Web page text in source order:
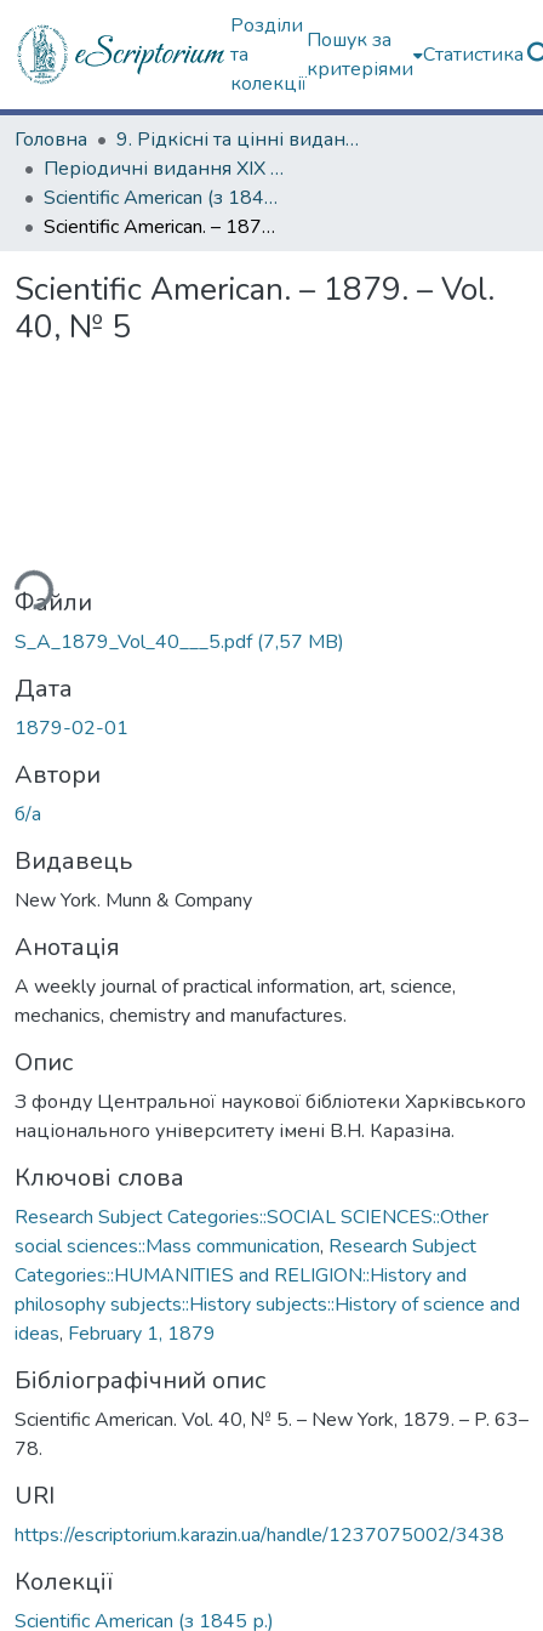
Розділи
та
колекції
Пошук за
критеріями
Статистика
Головна
9. Рідкісні та цінні видання
Періодичні видання ХІХ ст.
Scientific American (з 1845 р.)
Scientific American. – 1879. – Vol. 40, № 5
Scientific American. – 1879. – Vol.
40, № 5
Файли
S_A_1879_Vol_40___5.pdf(7,57 MB)
Дата
1879-02-01
Автори
б/а
Видавець
New York. Munn & Company
Анотація
A weekly journal of practical information, art, science,
mechanics, chemistry and manufactures.
Опис
З фонду Центральної наукової бібліотеки Харківського
національного університету імені В.Н. Каразіна.
Ключові слова
Research Subject Categories::SOCIAL SCIENCES::Other
social sciences::Mass communication, Research Subject
Categories::HUMANITIES and RELIGION::History and
philosophy subjects::History subjects::History of science and
ideas, February 1, 1879
Бібліографічний опис
Scientific American. Vol. 40, № 5. – New York, 1879. – P. 63–
78.
URI
https://escriptorium.karazin.ua/handle/1237075002/3438
Колекції
Scientific American (з 1845 р.)